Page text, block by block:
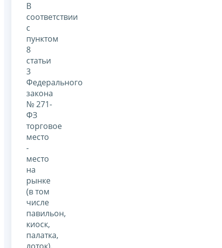
В
соответствии
с
пунктом
8
статьи
3
Федерального
закона
№ 271-
ФЗ
торговое
место
-
место
на
рынке
(в том
числе
павильон,
киоск,
палатка,